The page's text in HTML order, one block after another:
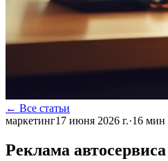
← Все статьи
маркетинг17 июня 2026 г.·16 мин
Реклама